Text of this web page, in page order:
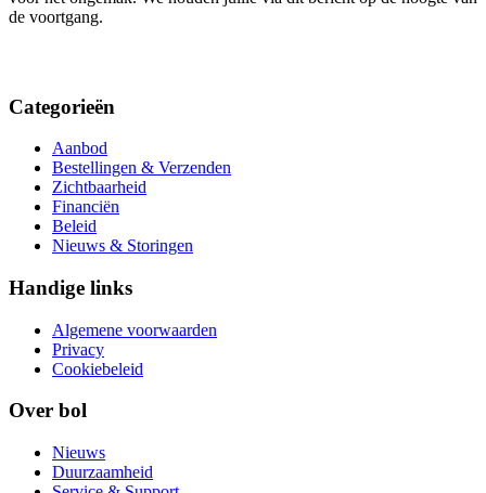
de voortgang.
Categorieën
Aanbod
Bestellingen & Verzenden
Zichtbaarheid
Financiën
Beleid
Nieuws & Storingen
Handige links
Algemene voorwaarden
Privacy
Cookiebeleid
Over bol
Nieuws
Duurzaamheid